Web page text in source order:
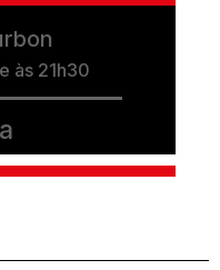
às 21h30